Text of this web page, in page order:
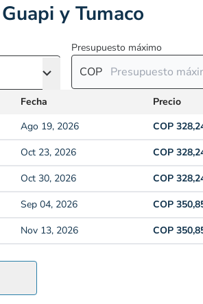
y Tumaco
Presupuesto máximo
COP
Fecha
Precio
Ago 19, 2026
COP
Oct 23, 2026
COP
Oct 30, 2026
COP
Sep 04, 2026
COP
Nov 13, 2026 COP